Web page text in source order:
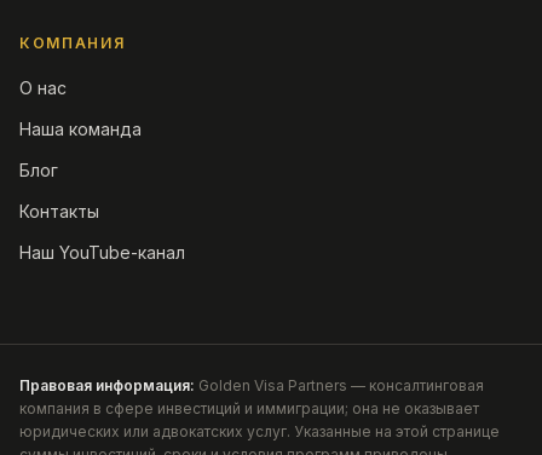
КОМПАНИЯ
О нас
Наша команда
Блог
Контакты
Наш YouTube-канал
Правовая информация: Golden Visa Partners — консалтинговая
компания в сфере инвестиций и иммиграции; она не оказывает
юридических или адвокатских услуг. Указанные на этой странице